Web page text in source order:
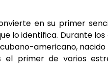
en su primer
lo identifica. Durante los
americano, nacido
el primer de varios